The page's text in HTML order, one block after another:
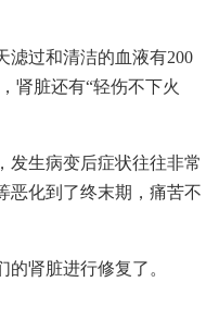
滤过和清洁的血液有200
肾脏还有“轻伤不下火
发生病变后症状往往非常
恶化到了终末期，痛苦不
肾脏进行修复了。